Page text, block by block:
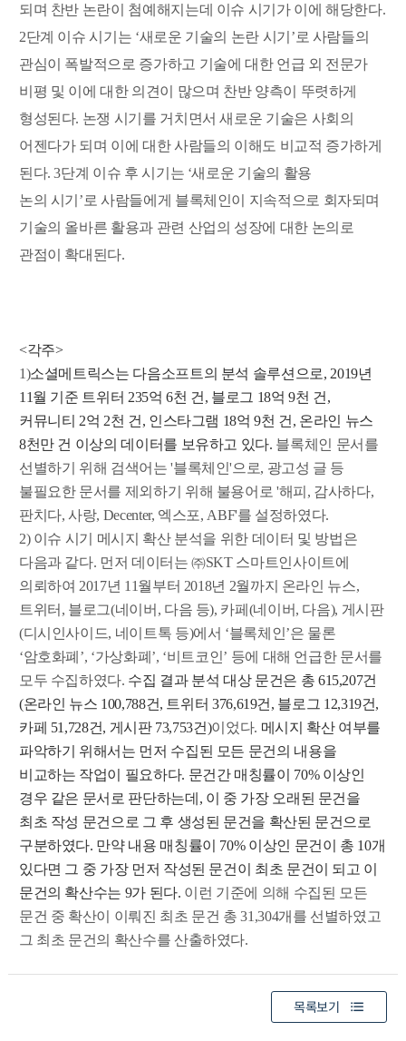
되며 찬반 논란이 첨예해지는데 이슈 시기가 이에 해당한다.
2단계 이슈 시기는 ‘새로운 기술의 논란 시기’로 사람들의
관심이 폭발적으로 증가하고 기술에 대한 언급 외 전문가
비평 및 이에 대한 의견이 많으며 찬반 양측이 뚜렷하게
형성된다. 논쟁 시기를 거치면서 새로운 기술은 사회의
어젠다가 되며 이에 대한 사람들의 이해도 비교적 증가하게
된다. 3단계 이슈 후 시기는 ‘새로운 기술의 활용
논의 시기’로 사람들에게 블록체인이 지속적으로 회자되며
기술의 올바른 활용과 관련 산업의 성장에 대한 논의로
관점이 확대된다.
<각주>
1)소셜메트릭스는 다음소프트의 분석 솔루션으로, 2019년
11월 기준 트위터 235억 6천 건, 블로그 18억 9천 건,
커뮤니티 2억 2천 건, 인스타그램 18억 9천 건, 온라인 뉴스
8천만 건 이상의 데이터를 보유하고 있다. 블록체인 문서를
선별하기 위해 검색어는 '블록체인'으로, 광고성 글 등
불필요한 문서를 제외하기 위해 불용어로 '해피, 감사하다,
판치다, 사랑, Decenter, 엑스포, ABF'를 설정하였다.
2) 이슈 시기 메시지 확산 분석을 위한 데이터 및 방법은
다음과 같다. 먼저 데이터는 ㈜SKT 스마트인사이트에
의뢰하여 2017년 11월부터 2018년 2월까지 온라인 뉴스,
트위터, 블로그(네이버, 다음 등), 카페(네이버, 다음), 게시판
(디시인사이드, 네이트톡 등)에서 ‘블록체인’은 물론
‘암호화폐’, ‘가상화폐’, ‘비트코인’ 등에 대해 언급한 문서를
모두 수집하였다. 수집 결과 분석 대상 문건은 총 615,207건
(온라인 뉴스 100,788건, 트위터 376,619건, 블로그 12,319건,
카페 51,728건, 게시판 73,753건)이었다. 메시지 확산 여부를
파악하기 위해서는 먼저 수집된 모든 문건의 내용을
비교하는 작업이 필요하다. 문건간 매칭률이 70% 이상인
경우 같은 문서로 판단하는데, 이 중 가장 오래된 문건을
최초 작성 문건으로 그 후 생성된 문건을 확산된 문건으로
구분하였다. 만약 내용 매칭률이 70% 이상인 문건이 총 10개
있다면 그 중 가장 먼저 작성된 문건이 최초 문건이 되고 이
문건의 확산수는 9가 된다. 이런 기준에 의해 수집된 모든
문건 중 확산이 이뤄진 최초 문건 총 31,304개를 선별하였고
그 최초 문건의 확산수를 산출하였다.
목록보기